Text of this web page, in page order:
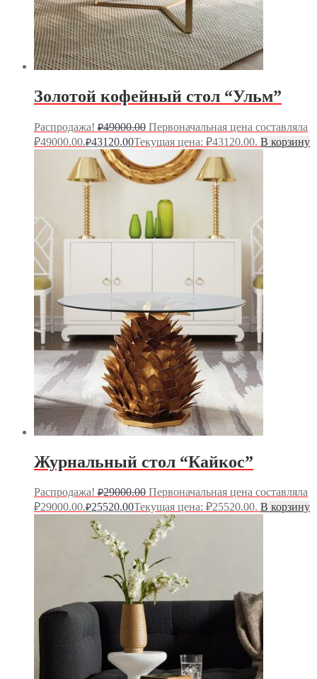
Золотой кофейный стол “Ульм”
Распродажа! ₽49000.00 Первоначальная цена составляла
₽49000.00.₽43120.00Текущая цена: ₽43120.00. В корзину
Журнальный стол “Кайкос”
Распродажа! ₽29000.00 Первоначальная цена составляла
₽29000.00.₽25520.00Текущая цена: ₽25520.00. В корзину